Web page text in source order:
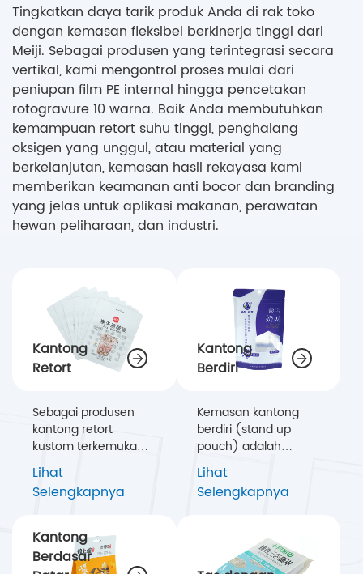
Tingkatkan daya tarik produk Anda di rak toko
dengan kemasan fleksibel berkinerja tinggi dari
Meiji. Sebagai produsen yang terintegrasi secara
vertikal, kami mengontrol proses mulai dari
peniupan film PE internal hingga pencetakan
rotogravure 10 warna. Baik Anda membutuhkan
kemampuan retort suhu tinggi, penghalang
oksigen yang unggul, atau material yang
berkelanjutan, kemasan hasil rekayasa kami
memberikan keamanan anti bocor dan branding
yang jelas untuk aplikasi makanan, perawatan
hewan peliharaan, dan industri.
Kantong
Retort
Sebagai produsen
kantong retort
kustom terkemuka
dari Tiongkok, kami
menawarkan
berbagai macam
kantong retort untuk
dijual, yang dirancang
untuk memenuhi
tuntutan ketat
Lihat
Selengkapnya
Kantong
Berdiri
Kemasan kantong
berdiri (stand up
pouch) adalah
standar pasar untuk
pajangan di rak,
menawarkan
biasa. Meiji Packaging
mengkhususkan diri
Lihat
Selengkapnya
Kantong
Berdasar